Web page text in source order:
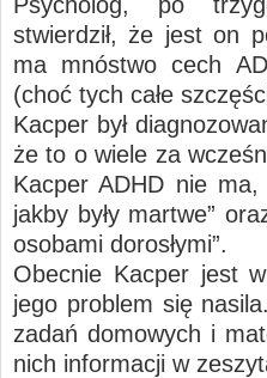
stwierdził, że jest on
ma mnóstwo cech
(choć tych całe
Kacper był
że to o wiele za
Kacper ADHD nie
jakby były martwe”
osobami dorosłymi”.
Obecnie Kacper jest
jego problem się
zadań domowych i
nich informacji w